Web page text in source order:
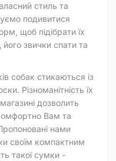
стиль та
подивитися
щоб підібрати їх
звички спати та
собак стикаються із
Різноманітність їх
дозволить
Вам та
нами
своїм компактним
такої сумки -